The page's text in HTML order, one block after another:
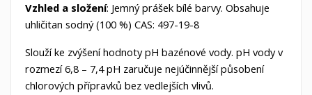
Vzhled a složení: Jemný prášek bílé barvy. Obsahuje
uhličitan sodný (100 %) CAS: 497-19-8
Slouží ke zvýšení hodnoty pH bazénové vody. pH vody v
rozmezí 6,8 – 7,4 pH zaručuje nejúčinnější působení
chlorových přípravků bez vedlejších vlivů.